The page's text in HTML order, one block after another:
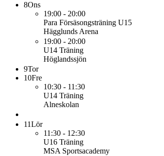
8Ons
19:00 - 20:00
Para Försäsongsträning U15
Hägglunds Arena
19:00 - 20:00
U14 Träning
Höglandssjön
9Tor
10Fre
10:30 - 11:30
U14 Träning
Alneskolan
11Lör
11:30 - 12:30
U16 Träning
MSA Sportsacademy